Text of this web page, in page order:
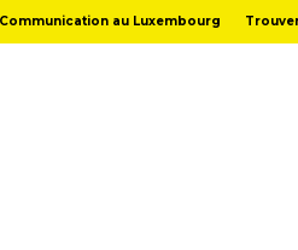
au Luxembourg